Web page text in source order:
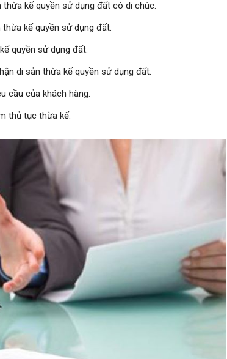
kế quyền sử dụng đất có di chúc.
kế quyền sử dụng đất.
quyền sử dụng đất.
di sản thừa kế quyền sử dụng đất.
cầu của khách hàng.
thủ tục thừa kế.